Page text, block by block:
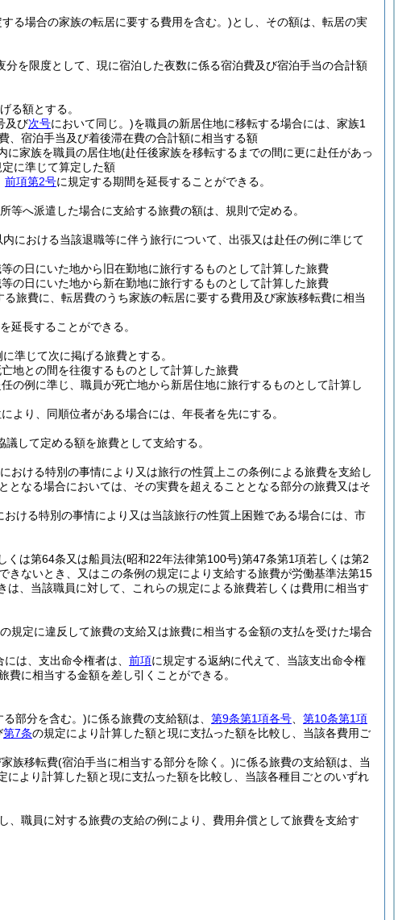
する場合の家族の転居に要する費用を含む。)とし、その額は、転居の実
を限度として、現に宿泊した夜数に係る宿泊費及び宿泊手当の合計額
る額とする。
及び次号において同じ。)を職員の新居住地に移転する場合には、家族1
、宿泊手当及び着後滞在費の合計額に相当する額
に家族を職員の居住地(赴任後家族を移転するまでの間に更に赴任があっ
定に準じて算定した額
前項第2号に規定する期間を延長することができる。
へ派遣した場合に支給する旅費の額は、規則で定める。
における当該退職等に伴う旅行について、出張又は赴任の例に準じて
の日にいた地から旧在勤地に旅行するものとして計算した旅費
の日にいた地から新在勤地に旅行するものとして計算した旅費
る旅費に、転居費のうち家族の転居に要する費用及び家族移転費に相当
延長することができる。
準じて次に掲げる旅費とする。
地との間を往復するものとして計算した旅費
の例に準じ、職員が死亡地から新居住地に旅行するものとして計算し
より、同順位者がある場合には、年長者を先にする。
して定める額を旅費として支給する。
ける特別の事情により又は旅行の性質上この条例による旅費を支給し
なる場合においては、その実費を超えることとなる部分の旅費又はそ
ける特別の事情により又は当該旅行の性質上困難である場合には、市
くは第64条又は船員法(昭和22年法律第100号)第47条第1項若しくは第2
ないとき、又はこの条例の規定により支給する旅費が労働基準法第15
、当該職員に対して、これらの規定による旅費若しくは費用に相当す
規定に違反して旅費の支給又は旅費に相当する金額の支払を受けた場合
は、支出命令権者は、 前項に規定する返納に代えて、当該支出命令権
に相当する金額を差し引くことができる。
部分を含む。)に係る旅費の支給額は、 第9条第1項各号
第10条第1項
第7条の規定により計算した額と現に支払った額を比較し、当該各費用ご
族移転費(宿泊手当に相当する部分を除く。)に係る旅費の支給額は、当
により計算した額と現に支払った額を比較し、当該各種目ごとのいずれ
職員に対する旅費の支給の例により、費用弁償として旅費を支給す